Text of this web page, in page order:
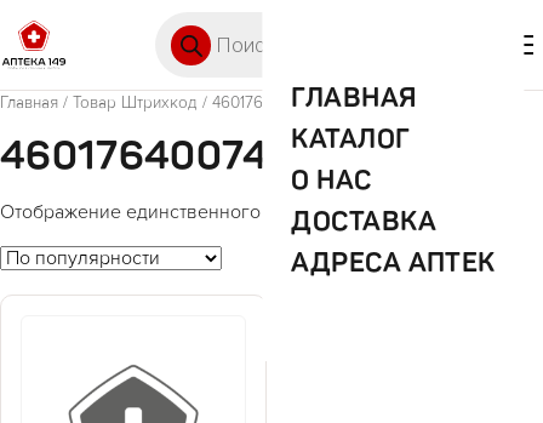
ГЛАВНАЯ
КАТАЛОГ
О НАС
ДОСТАВКА
АДРЕСА АПТЕК
Главная / Товар Штрихкод / 4601764007432
4601764007432
Отображение единственного товара